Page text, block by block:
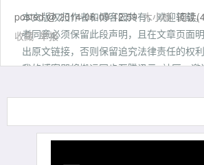
本文版权归作者和博客园共有，欢迎转载
者同意必须保留此段声明，且在文章页面
出原文链接，否则保留追究法律责任的权利
我的博客即将搬运同步至腾讯云+社区，邀
入驻：https://cloud.tencent.com/
lan
posted @2014-06-09 12:59 木小楠阅读(
收藏 举报